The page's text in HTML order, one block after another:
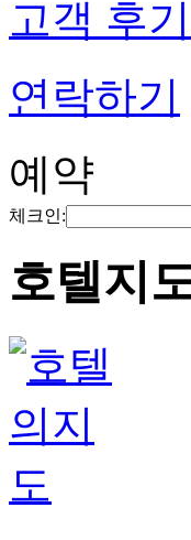
고객 후기
연락하기
예약
체크인:
호텔지